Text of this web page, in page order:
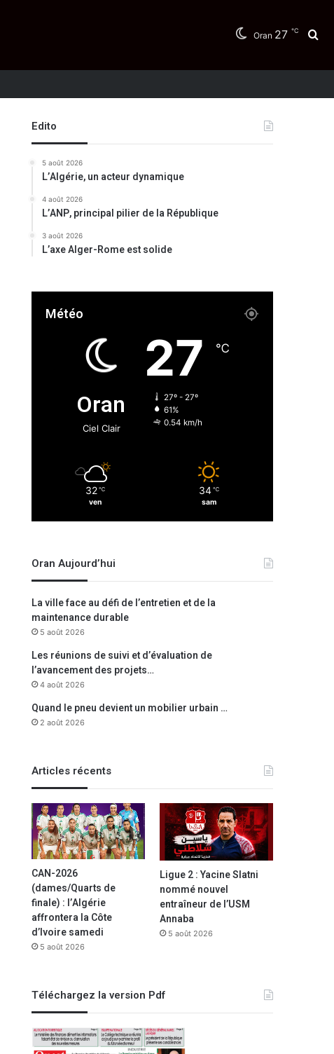
Oran 27 ℃
Edito
5 août 2026
L’Algérie, un acteur dynamique
4 août 2026
L’ANP, principal pilier de la République
3 août 2026
L’axe Alger-Rome est solide
Météo
Oran
Ciel Clair
27 ℃
27º - 27º
61%
0.54 km/h
32 ℃
ven
34 ℃
sam
Oran Aujourd’hui
La ville face au défi de l’entretien et de la
maintenance durable
5 août 2026
Les réunions de suivi et d’évaluation de
l’avancement des projets…
4 août 2026
Quand le pneu devient un mobilier urbain …
2 août 2026
Articles récents
CAN-2026
(dames/Quarts de
finale) : l’Algérie
affrontera la Côte
d’Ivoire samedi
5 août 2026
Ligue 2 : Yacine Slatni
nommé nouvel
entraîneur de l’USM
Annaba
5 août 2026
Téléchargez la version Pdf